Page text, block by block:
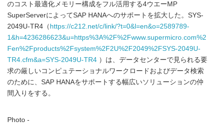
のコスト最適化メモリー構成をフル活用する4ウエーMP
SuperServerによってSAP HANAへのサポートを拡大した。SYS-
2049U-TR4（ https://c212.net/c/link/?t=0&l=en&o=2589789-
1&h=4236286623&u=https%3A%2F%2Fwww.supermicro.com%2
Fen%2Fproducts%2Fsystem%2F2U%2F2049%2FSYS-2049U-
TR4.cfm&a=SYS-2049U-TR4 ）は、データセンターで見られる要
求の厳しいコンピュテーショナルワークロードおよびデータ検索
のために、SAP HANAをサポートする幅広いソリューションの仲
間入りをする。
Photo -